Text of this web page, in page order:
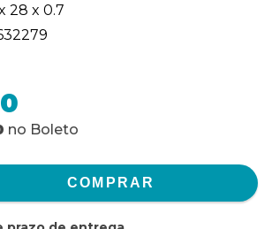
28 x 0.7
no Boleto